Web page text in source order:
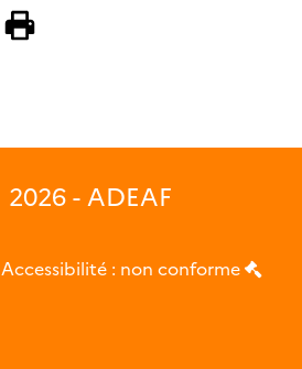
2026 - ADEAF
Accessibilité : non conforme